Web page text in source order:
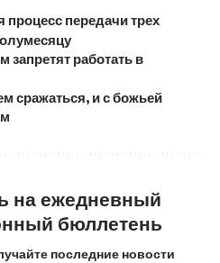
передачи трех
запретят работать в
сражаться, и с божьей
на ежедневный
бюллетень
последние новости